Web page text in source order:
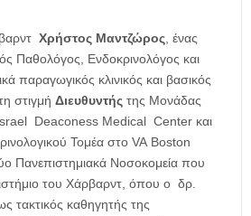
Χρήστος Μαντζώρος, ένας
Παθολόγος, Ενδοκρινολόγος και
παραγωγικός κλινικός και βασικός
στιγμή Διευθυντής της Μονάδας
Deaconess Medical Center και
Τομέα στο VA Boston
Πανεπιστημιακά Νοσοκομεία που
του Χάρβαρντ, όπου ο δρ.
τακτικός καθηγητής της